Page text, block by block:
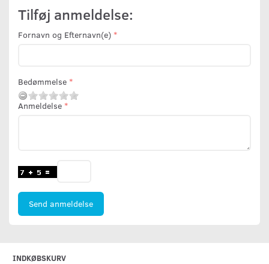
Tilføj anmeldelse:
Fornavn og Efternavn(e)
Bedømmelse
Anmeldelse
Send anmeldelse
INDKØBSKURV